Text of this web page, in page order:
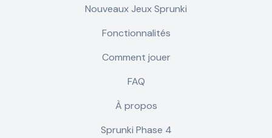
Nouveaux Jeux Sprunki
Fonctionnalités
Comment jouer
FAQ
À propos
Sprunki Phase 4